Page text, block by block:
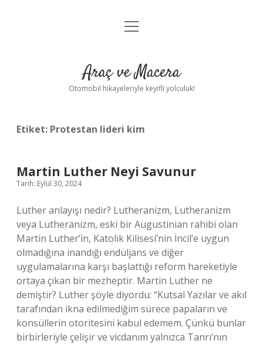
Anasayfa
Yasal Uyarı
menüyü
Araç ve Macera
Otomobil hikayeleriyle keyifli yolculuk!
Etiket: Protestan lideri kim
Martin Luther Neyi Savunur
Tarih: Eylül 30, 2024
Luther anlayışı nedir? Lutheranizm, Lutheranizm
veya Lutheranizm, eski bir Augustinian rahibi olan
Martin Luther’in, Katolik Kilisesi’nin İncil’e uygun
olmadığına inandığı endüljans ve diğer
uygulamalarına karşı başlattığı reform hareketiyle
ortaya çıkan bir mezheptir. Martin Luther ne
demiştir? Luther şöyle diyordu: “Kutsal Yazılar ve akıl
tarafından ikna edilmediğim sürece papaların ve
konsüllerin otoritesini kabul edemem. Çünkü bunlar
birbirleriyle çelişir ve vicdanım yalnızca Tanrı’nın